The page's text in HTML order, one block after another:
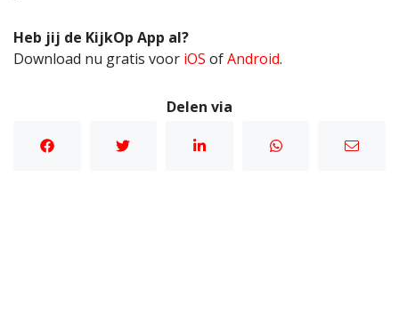
Heb jij de KijkOp App al?
Download nu gratis voor iOS ofAndroid.
Delen via